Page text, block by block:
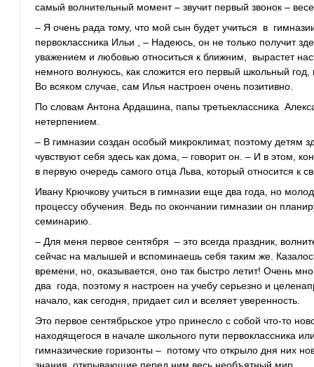
самый волнительный момент – звучит первый звонок –
– Я очень рада тому, что мой сын будет учиться в
первоклассника Ильи , – Надеюсь, он не только получит
уважением и любовью относиться к ближним, вырастет
немного волнуюсь, как сложится его первый школьный
Во всяком случае, сам Илья настроен очень позитивно.
По словам Антона Ардашина, папы третьеклассника
нетерпением.
– В гимназии создан особый микроклимат, поэтому детям
чувствуют себя здесь как дома, – говорит он. – И в этом,
в первую очередь самого отца Льва, который относится к
Ивану Крючкову учиться в гимназии еще два года, но
процессу обучения. Ведь по окончании гимназии он
семинарию.
– Для меня первое сентября – это всегда праздник,
сейчас на малышей и вспоминаешь себя таким же.
времени, но, оказывается, оно так быстро летит! Очень
два года, поэтому я настроен на учебу серьезно и
начало, как сегодня, придает сил и вселяет уверенность.
Это первое сентябрьское утро принесло с собой что-то
находящегося в начале школьного пути первоклассника
гимназические горизонты – потому что открыло дня них
знания, открывающие перед ним весь необъятный мир.